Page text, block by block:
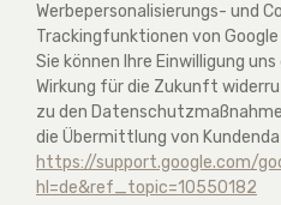
Werbepersonalisierungs- und
Trackingfunktionen von Google
Sie können Ihre Einwilligung
Wirkung für die Zukunft
zu den
die Übermittlung von
https://support.google.com/
hl=de&ref_topic=10550182